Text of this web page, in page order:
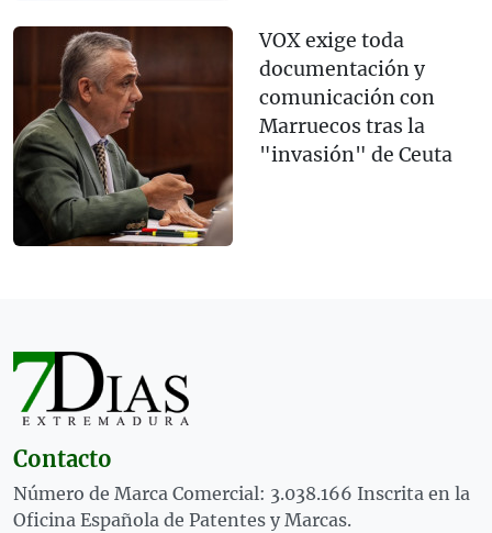
VOX exige toda
documentación y
comunicación con
Marruecos tras la
"invasión" de Ceuta
Contacto
Número de Marca Comercial: 3.038.166 Inscrita en la
Oficina Española de Patentes y Marcas.